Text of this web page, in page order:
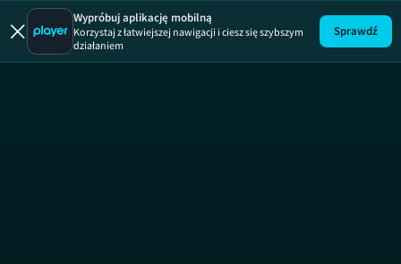
Darek solo
Wypróbuj aplikację mobilną
Korzystaj z łatwiejszej nawigacji i ciesz się szybszym
działaniem
Sprawdź